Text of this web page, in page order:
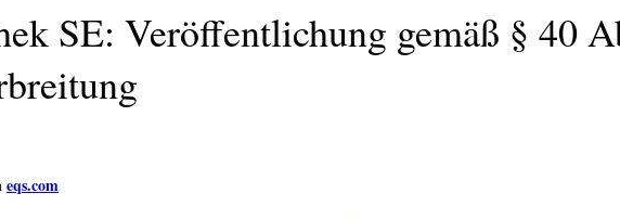
SE: Veröffentlichung gemäß § 40
eqs.com